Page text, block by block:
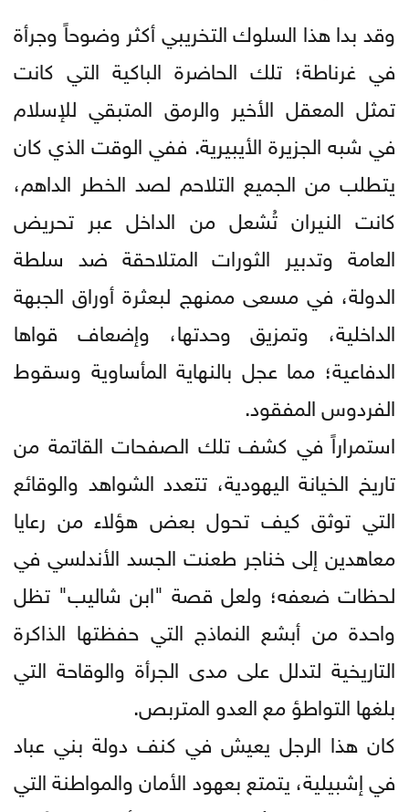
وقد بدا هذا السلوك التخريبي أكثر وضوحاً وجرأة
في غرناطة؛ تلك الحاضرة الباكية التي كانت
تمثل المعقل الأخير والرمق المتبقي للإسلام
في شبه الجزيرة الأيبيرية. ففي الوقت الذي كان
يتطلب من الجميع التلاحم لصد الخطر الداهم،
كانت النيران تُشعل من الداخل عبر تحريض
العامة وتدبير الثورات المتلاحقة ضد سلطة
الدولة، في مسعى ممنهج لبعثرة أوراق الجبهة
الداخلية، وتمزيق وحدتها، وإضعاف قواها
الدفاعية؛ مما عجل بالنهاية المأساوية وسقوط
الفردوس المفقود.
استمراراً في كشف تلك الصفحات القاتمة من
تاريخ الخيانة اليهودية، تتعدد الشواهد والوقائع
التي توثق كيف تحول بعض هؤلاء من رعايا
معاهدين إلى خناجر طعنت الجسد الأندلسي في
لحظات ضعفه؛ ولعل قصة "ابن شاليب" تظل
واحدة من أبشع النماذج التي حفظتها الذاكرة
التاريخية لتدلل على مدى الجرأة والوقاحة التي
بلغها التواطؤ مع العدو المتربص.
كان هذا الرجل يعيش في كنف دولة بني عباد
في إشبيلية، يتمتع بعهود الأمان والمواطنة التي